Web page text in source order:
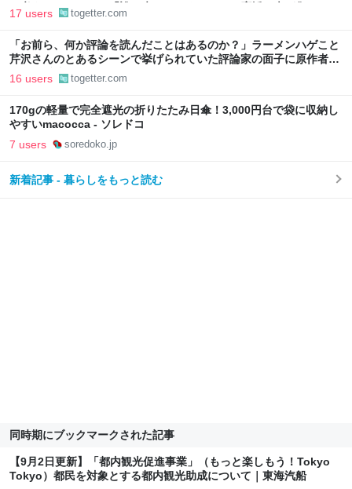
か考えられません」「誰も来てほしくない」→応援の声が集まる
17 users togetter.com
「お前ら、何か評論を読んだことはあるのか？」ラーメンハゲこと
芹沢さんのとあるシーンで挙げられていた評論家の面子に原作者の
経歴が反映されていた
16 users togetter.com
170gの軽量で完全遮光の折りたたみ日傘！3,000円台で袋に収納し
やすいmacocca - ソレドコ
7 users soredoko.jp
新着記事 - 暮らしをもっと読む
同時期にブックマークされた記事
【9月2日更新】「都内観光促進事業」（もっと楽しもう！Tokyo
Tokyo）都民を対象とする都内観光助成について｜東海汽船